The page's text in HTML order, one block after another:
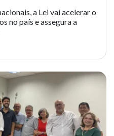
a Lei vai acelerar o
no país e assegura a